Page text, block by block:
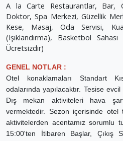
A la Carte Restaurantlar, Bar,
Doktor, Spa Merkezi, Güzellik
Kese, Masaj, Oda Servisi,
(Işıklandırma), Basketbol
Ücretsizdir)
GENEL NOTLAR :
Otel konaklamaları Standart
odalarında yapılacaktır. Tesise
Dış mekan aktiviteleri hava
vermektedir. Sezon içerisinde otel
aktivitelerden acentamız sorumlu
15:00'ten İtibaren Başlar, Çıkış